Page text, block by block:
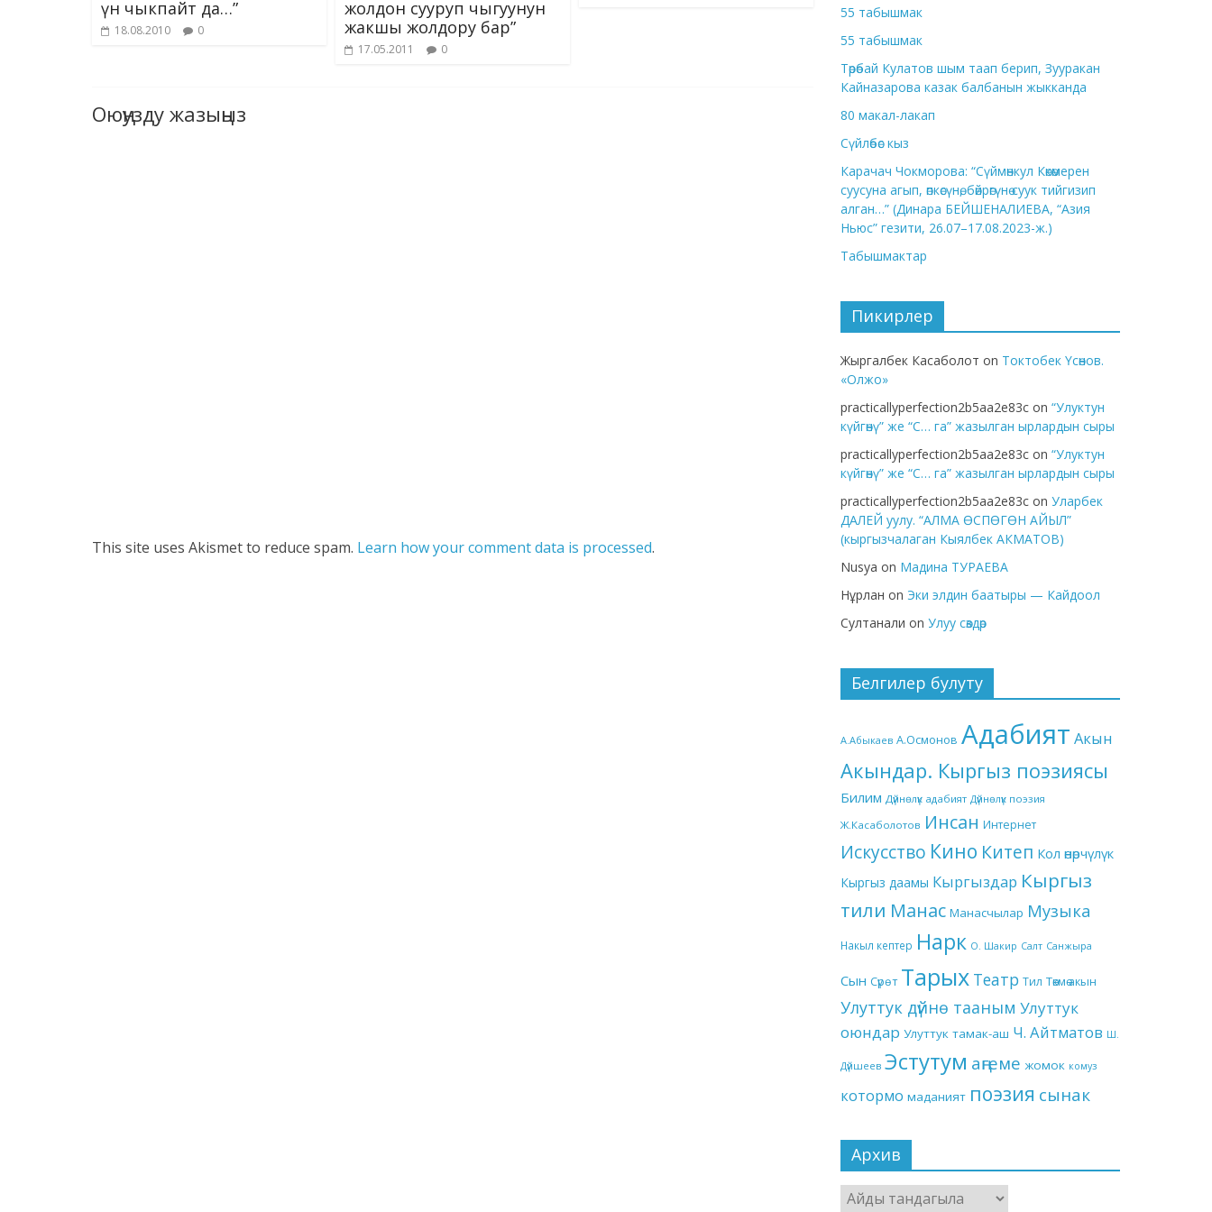
үн чыкпайт да…”
18.08.2010 0
жолдон сууруп чыгуунун
жакшы жолдору бар”
17.05.2011 0
Оюңузду жазыңыз
This site uses Akismet to reduce spam. Learn how your comment data is processed.
55 табышмак
55 табышмак
Төрөбай Кулатов шым таап берип, Зууракан
Кайназарова казак балбанын жыкканда
80 макал-лакап
Сүйлөбөс кыз
Карачач Чокморова: “Сүймөнкул Көкөмерен
суусуна агып, өпкөсүнө, бөйрөгүнө суук тийгизип
алган…” (Динара БЕЙШЕНАЛИЕВА, “Азия
Ньюс” гезити, 26.07–17.08.2023-ж.)
Табышмактар
Пикирлер
Жыргалбек Касаболот on Токтобек Үсөнов.
«Олжо»
practicallyperfection2b5aa2e83c on “Улуктун
күйгөнү” же “С… га” жазылган ырлардын сыры
practicallyperfection2b5aa2e83c on “Улуктун
күйгөнү” же “С… га” жазылган ырлардын сыры
practicallyperfection2b5aa2e83c on Уларбек
ДАЛЕЙ уулу. “АЛМА ӨСПӨГӨН АЙЫЛ”
(кыргызчалаган Кыялбек АКМАТОВ)
Nusya on Мадина ТУРАЕВА
Нұрлан on Эки элдин баатыры — Кайдоол
Султанали on Улуу сөздөр
Белгилер булуту
А.Абыкаев А.Осмонов Адабият Акын
Акындар. Кыргыз поэзиясы
Билим Дүйнөлүк адабият Дүйнөлүк поэзия
Ж.Касаболотов Инсан Интернет
Искусство Кино Китеп Кол өнөрчүлүк
Кыргыз даамы Кыргыздар Кыргыз
тили Манас Манасчылар Музыка
Накыл кептер Нарк О. Шакир Салт Санжыра
Сын Сүрөт Тарых Театр Тил Төкмө акын
Улуттук дүйнө тааным Улуттук
оюндар Улуттук тамак-аш Ч. Айтматов Ш.
Дүйшеев Эстутум аңгеме жомок комуз
котормо маданият поэзия сынак
Архив
Архив